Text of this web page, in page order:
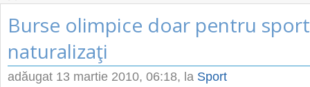
Burse olimpice doar pentru
naturalizaţi
adăugat 13 martie 2010, 06:18, la Sport